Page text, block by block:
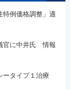
例価格調整」適
官に中井氏 情報
タイプ１治療